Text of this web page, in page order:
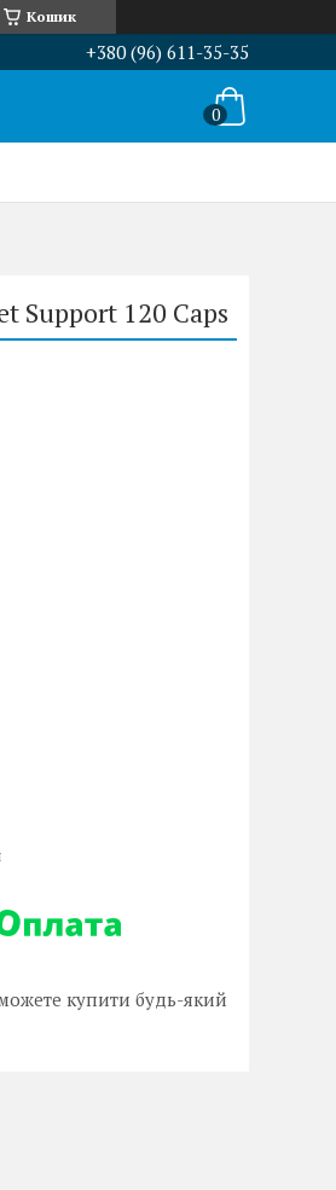
Кошик
+380 (96) 611-35-35
Support 120 Caps
купити будь-який